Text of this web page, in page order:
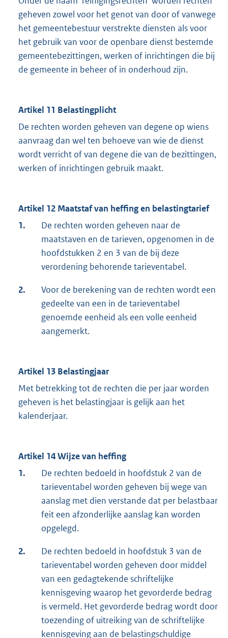
geheven zowel voor het genot van door of vanwege
het gemeentebestuur verstrekte diensten als voor
het gebruik van voor de openbare dienst bestemde
gemeentebezittingen, werken of inrichtingen die bij
de gemeente in beheer of in onderhoud zijn.
Artikel 11 Belastingplicht
De rechten worden geheven van degene op wiens
aanvraag dan wel ten behoeve van wie de dienst
wordt verricht of van degene die van de bezittingen,
werken of inrichtingen gebruik maakt.
Artikel 12 Maatstaf van heffing en belastingtarief
1.
De rechten worden geheven naar de
maatstaven en de tarieven, opgenomen in de
hoofdstukken 2 en 3 van de bij deze
verordening behorende tarieventabel.
2.
Voor de berekening van de rechten wordt een
gedeelte van een in de tarieventabel
genoemde eenheid als een volle eenheid
aangemerkt.
Artikel 13 Belastingjaar
Met betrekking tot de rechten die per jaar worden
geheven is het belastingjaar is gelijk aan het
kalenderjaar.
Artikel 14 Wijze van heffing
1.
De rechten bedoeld in hoofdstuk 2 van de
tarieventabel worden geheven bij wege van
aanslag met dien verstande dat per belastbaar
feit een afzonderlijke aanslag kan worden
opgelegd.
2.
De rechten bedoeld in hoofdstuk 3 van de
tarieventabel worden geheven door middel
van een gedagtekende schriftelijke
kennisgeving waarop het gevorderde bedrag
is vermeld. Het gevorderde bedrag wordt door
toezending of uitreiking van de schriftelijke
kennisgeving aan de belastingschuldige